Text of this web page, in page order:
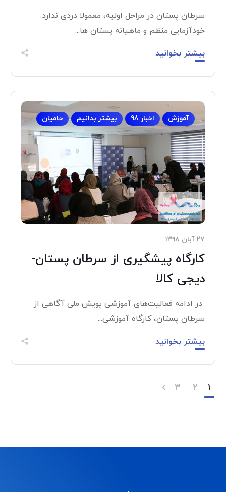
سرطان پستان در مراحل اولیه، معمولا دردی ندارد.
خودآزمایی منظم و ماهیانه پستان ها...
بیشتر بخوانید
آموزش اخبار 98 بیشتر بدانیم حامیان
۲۷ آبان ۱۳۹۸
کارگاه پیشگیری از سرطان پستان-
دیجی کالا
در ادامه فعالیت‌های آموزشی پویش ملی آگاهی از
سرطان پستان، کارگاه آموزشی...
بیشتر بخوانید
۱ ۲ ۳